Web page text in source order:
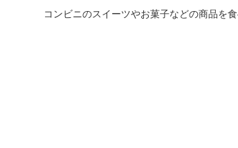
コンビニのスイーツやお菓子などの商品を